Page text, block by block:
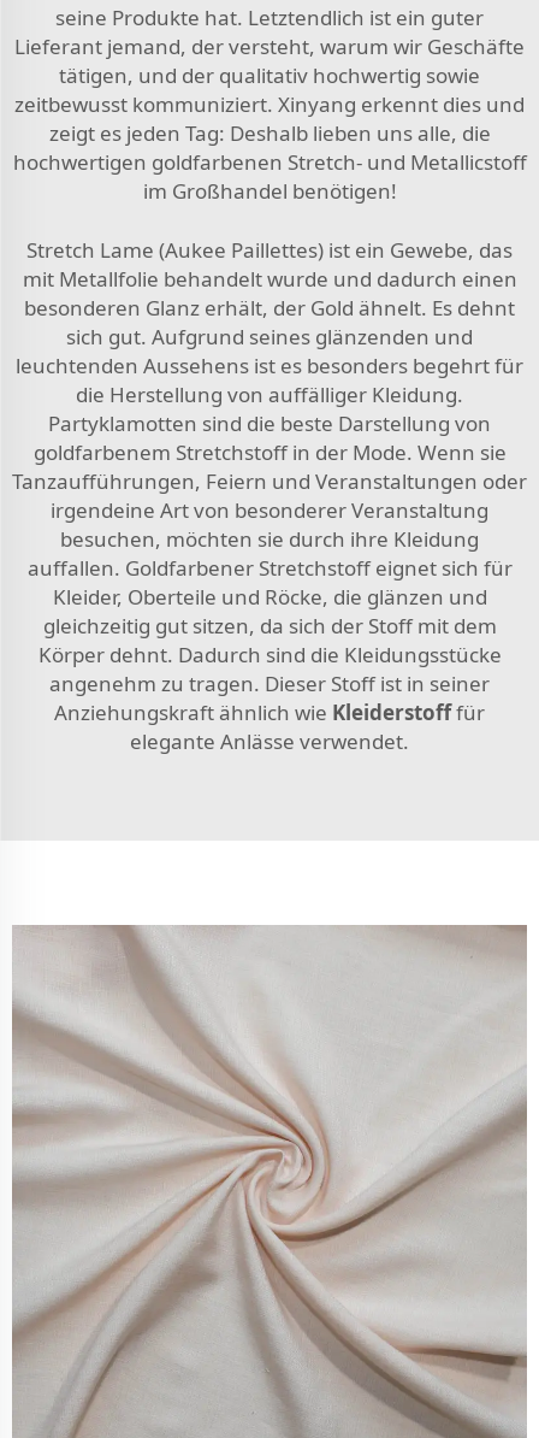
seine Produkte hat. Letztendlich ist ein guter
Lieferant jemand, der versteht, warum wir Geschäfte
tätigen, und der qualitativ hochwertig sowie
zeitbewusst kommuniziert. Xinyang erkennt dies und
zeigt es jeden Tag: Deshalb lieben uns alle, die
hochwertigen goldfarbenen Stretch- und Metallicstoff
im Großhandel benötigen!
Stretch Lame (Aukee Paillettes) ist ein Gewebe, das
mit Metallfolie behandelt wurde und dadurch einen
besonderen Glanz erhält, der Gold ähnelt. Es dehnt
sich gut. Aufgrund seines glänzenden und
leuchtenden Aussehens ist es besonders begehrt für
die Herstellung von auffälliger Kleidung.
Partyklamotten sind die beste Darstellung von
goldfarbenem Stretchstoff in der Mode. Wenn sie
Tanzaufführungen, Feiern und Veranstaltungen oder
irgendeine Art von besonderer Veranstaltung
besuchen, möchten sie durch ihre Kleidung
auffallen. Goldfarbener Stretchstoff eignet sich für
Kleider, Oberteile und Röcke, die glänzen und
gleichzeitig gut sitzen, da sich der Stoff mit dem
Körper dehnt. Dadurch sind die Kleidungsstücke
angenehm zu tragen. Dieser Stoff ist in seiner
Anziehungskraft ähnlich wie Kleiderstofffür
elegante Anlässe verwendet.